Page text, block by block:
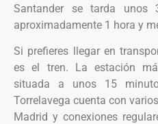
Santander se tarda unos
aproximadamente 1 hora y
Si prefieres llegar en
es el tren. La estación
situada a unos 15
Torrelavega cuenta con
Madrid y conexiones